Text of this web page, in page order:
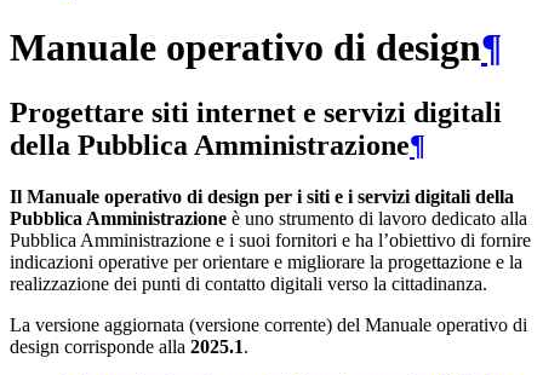
Manuale operativo di design¶
Progettare siti internet e servizi digitali
della Pubblica Amministrazione¶
Il Manuale operativo di design per i siti e i servizi digitali della
Pubblica Amministrazione è uno strumento di lavoro dedicato alla
Pubblica Amministrazione e i suoi fornitori e ha l’obiettivo di fornire
indicazioni operative per orientare e migliorare la progettazione e la
realizzazione dei punti di contatto digitali verso la cittadinanza.
La versione aggiornata (versione corrente) del Manuale operativo di
design corrisponde alla 2025.1.